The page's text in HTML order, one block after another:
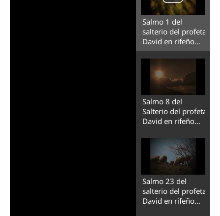
Salmo 1 del
salterio del profeta
David en rifeño
(tarifit).
Salmo 8 del
Salterio del profeta
David en rifeño
Salmo 23 del
salterio del profeta
David en rifeño